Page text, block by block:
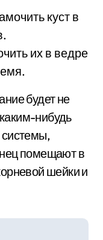
куст в
их в ведре
будет не
нибудь
системы,
помещают в
шейки и